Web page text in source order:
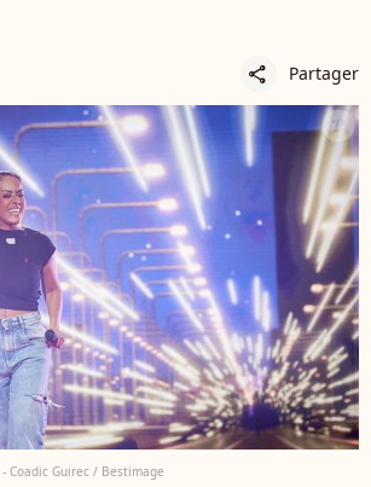
share Partager
Coadic Guirec / Bestimage